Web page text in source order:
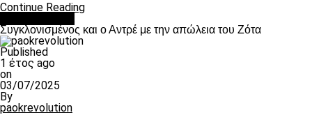
Continue Reading
Συγκλονισμένος και ο Αντρέ με την απώλεια του Ζότα
Published
1 έτος ago
on
03/07/2025
By
paokrevolution